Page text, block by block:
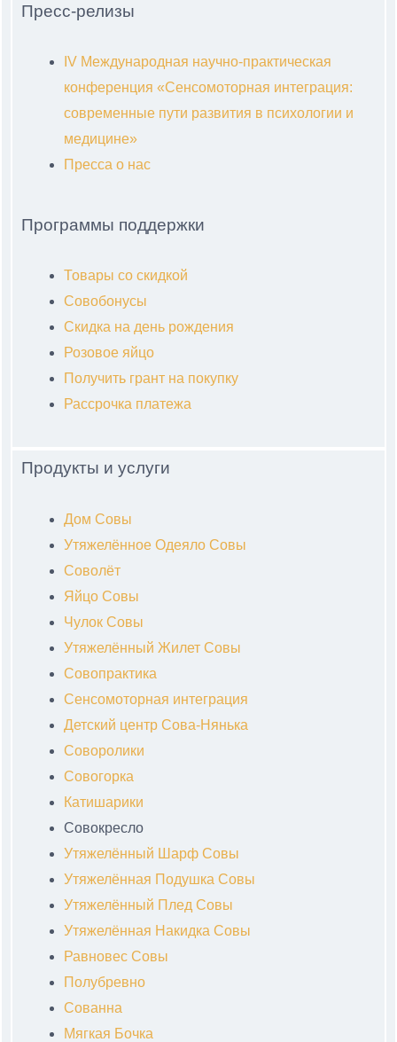
Пресс-релизы
IV Международная научно-практическая
конференция «Сенсомоторная интеграция:
современные пути развития в психологии и
медицине»
Пресса о нас
Программы поддержки
Товары со скидкой
Совобонусы
Скидка на день рождения
Розовое яйцо
Получить грант на покупку
Рассрочка платежа
Продукты и услуги
Дом Совы
Утяжелённое Одеяло Совы
Соволёт
Яйцо Совы
Чулок Совы
Утяжелённый Жилет Совы
Совопрактика
Сенсомоторная интеграция
Детский центр Сова-Нянька
Соворолики
Совогорка
Катишарики
Совокресло
Утяжелённый Шарф Совы
Утяжелённая Подушка Совы
Утяжелённый Плед Совы
Утяжелённая Накидка Совы
Равновес Совы
Полубревно
Сованна
Мягкая Бочка